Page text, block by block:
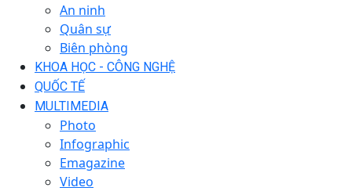
An ninh
Quân sự
Biên phòng
KHOA HỌC - CÔNG NGHỆ
QUỐC TẾ
MULTIMEDIA
Photo
Infographic
Emagazine
Video